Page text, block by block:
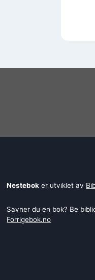
Nestebok er utviklet av
Savner du en bok? Be
Forrigebok.no